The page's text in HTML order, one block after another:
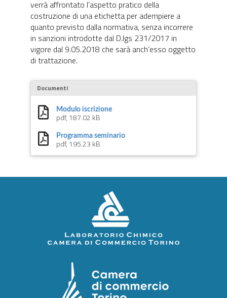
verrà affrontato l’aspetto pratico della
costruzione di una etichetta per adempiere a
quanto previsto dalla normativa, senza incorrere
in sanzioni introdotte dal D.lgs 231/2017 in
vigore dal 9.05.2018 che sarà anch’esso oggetto
di trattazione.
Documenti
Modulo iscrizione
pdf, 187.02 kB
Programma seminario
pdf, 195.23 kB